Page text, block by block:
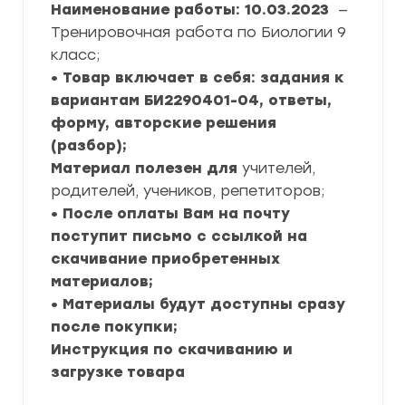
Наименование работы: 10.03.2023 —
Тренировочная работа по Биологии 9
класс;
• Товар включает в себя: задания к
вариантам БИ2290401-04, ответы,
форму, авторские решения
(разбор);
Материал полезен для учителей,
родителей, учеников, репетиторов;
• После оплаты Вам на почту
поступит письмо с ссылкой на
скачивание приобретенных
материалов;
• Материалы будут доступны сразу
после покупки;
Инструкция по скачиванию и
загрузке товара